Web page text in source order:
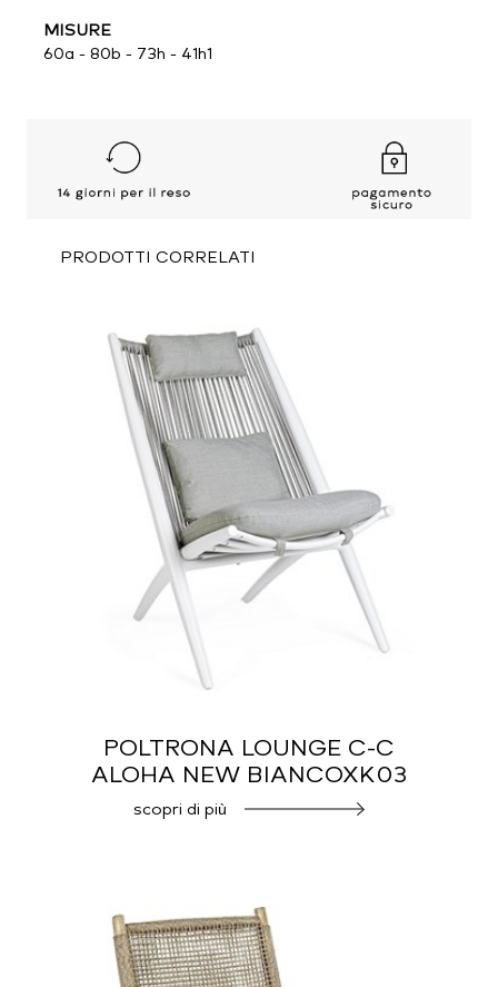
MISURE
60a - 80b - 73h - 41h1
PRODOTTI CORRELATI
POLTRONA LOUNGE C-C
ALOHA NEW BIANCOXK03
scopri di più